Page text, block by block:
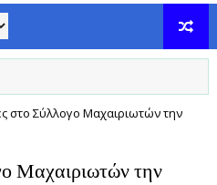
στο Σύλλογο Μαχαιριωτών την
Μαχαιριωτών την